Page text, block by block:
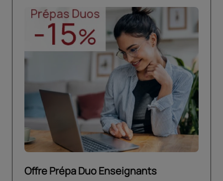
Offre Prépa Duo Enseignants